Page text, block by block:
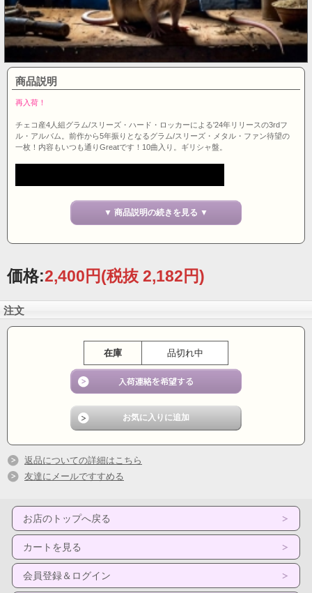
商品説明
再入荷！
チェコ産4人組グラム/スリーズ・ハード・ロッカーによる'24年リリースの3rdフ
ル・アルバム。前作から5年振りとなるグラム/スリーズ・メタル・ファン待望の
一枚！内容もいつも通りGreatです！10曲入り。ギリシャ盤。
▼ 商品説明の続きを見る ▼
価格:2,400円(税抜 2,182円)
注文
在庫 品切れ中
返品についての詳細はこちら
友達にメールですすめる
お店のトップへ戻る
カートを見る
会員登録＆ログイン